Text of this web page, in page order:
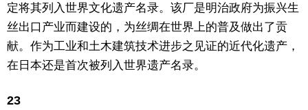
定将其列入世界文化遗产名录。该厂是明治政府为振兴生
丝出口产业而建设的，为丝绸在世界上的普及做出了贡
献。作为工业和土木建筑技术进步之见证的近代化遗产，
在日本还是首次被列入世界遗产名录。
23